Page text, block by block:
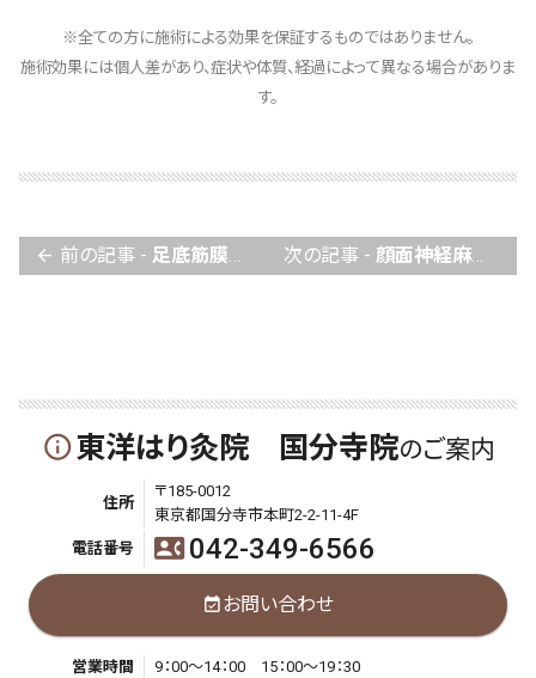
※全ての方に施術による効果を保証するものではありません。
施術効果には個人差があり、症状や体質、経過によって異なる場合がありま
す。
arrow_back 前の記事 - 足底筋膜炎について 次の記事 - 顔面神経麻痺について
info_outline東洋はり灸院 国分寺院のご案内
住所
〒185-0012
東京都国分寺市本町2-2-11-4F
電話番号
contact_phone 042-349-6566
event_availableお問い合わせ
営業時間
9：00～14：00 15：00～19：30